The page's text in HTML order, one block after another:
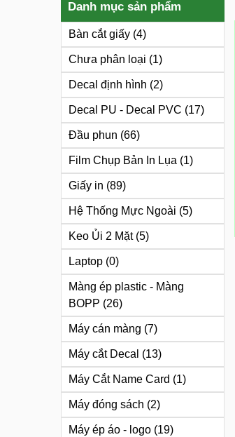
Danh mục sản phẩm
Bàn cắt giấy (4)
Chưa phân loại (1)
Decal định hình (2)
Decal PU - Decal PVC (17)
Đầu phun (66)
Film Chụp Bản In Lụa (1)
Giấy in (89)
Hệ Thống Mực Ngoài (5)
Keo Ủi 2 Mặt (5)
Laptop (0)
Màng ép plastic - Màng
BOPP (26)
Máy cán màng (7)
Máy cắt Decal (13)
Máy Cắt Name Card (1)
Máy đóng sách (2)
Máy ép áo - logo (19)